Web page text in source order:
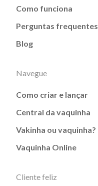
Como funciona
Perguntas frequentes
Blog
Navegue
Como criar e lançar
Central da vaquinha
Vakinha ou vaquinha?
Vaquinha Online
Cliente feliz